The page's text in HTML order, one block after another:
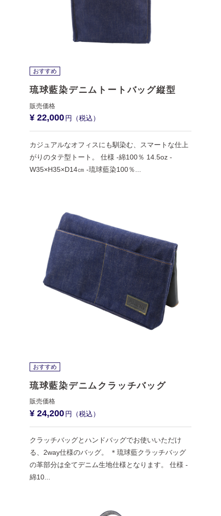
おすすめ
琉球藍染デニムトートバッグ縦型
¥ 22,000
カジュアルなオフィスにも馴染む、スマートな仕上
がりのタテ型トート。 仕様 -綿100％ 14.5oz -
W35×H35×D14㎝ -琉球藍染100％...
おすすめ
琉球藍染デニムクラッチバッグ
¥ 24,200
クラッチバッグとハンドバッグでお使いいただけ
る、2way仕様のバッグ。 ＊琉球藍クラッチバッグ
の革部分は全てデニム生地仕様となります。 仕様 -
綿10...